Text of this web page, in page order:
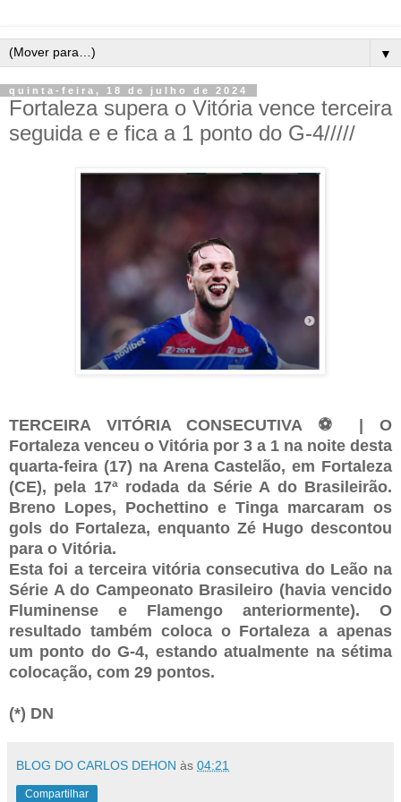
▼
quinta-feira, 18 de julho de 2024
Fortaleza supera o Vitória vence terceira
seguida e e fica a 1 ponto do G-4/////
TERCEIRA VITÓRIA CONSECUTIVA ⚽ | O
Fortaleza venceu o Vitória por 3 a 1 na noite desta
quarta-feira (17) na Arena Castelão, em Fortaleza
(CE), pela 17ª rodada da Série A do Brasileirão.
Breno Lopes, Pochettino e Tinga marcaram os
gols do Fortaleza, enquanto Zé Hugo descontou
para o Vitória.
Esta foi a terceira vitória consecutiva do Leão na
Série A do Campeonato Brasileiro (havia vencido
Fluminense e Flamengo anteriormente). O
resultado também coloca o Fortaleza a apenas
um ponto do G-4, estando atualmente na sétima
colocação, com 29 pontos.
(*) DN
BLOG DO CARLOS DEHON às 04:21
Compartilhar